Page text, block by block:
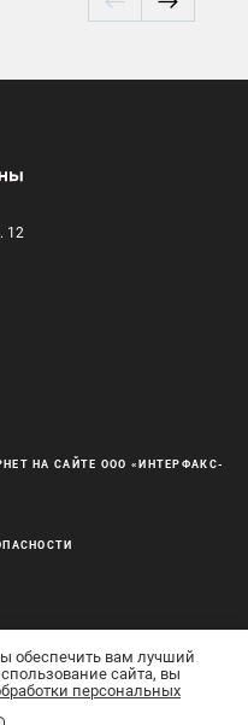
12
НА САЙТЕ ООО «ИНТЕРФАКС-
Все права защищены
обеспечить вам лучший
сайта, вы
персональных